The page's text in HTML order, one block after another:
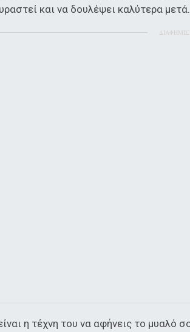
και να δουλέψει καλύτερα μετά.
η τέχνη του να αφήνεις το μυαλό